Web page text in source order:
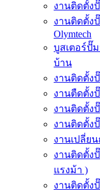
งานติดตั้ง
งานติดตั้ง
Olymtech
บูสเตอร์ปั๊
บ้าน
งานติดตั้ง
งานตืดตั้ง
งานติดตั้ง
งานติดตั้ง
งานเปลี่ย
งานติดตั้ง
แรงม้า )
งานติดตั้ง